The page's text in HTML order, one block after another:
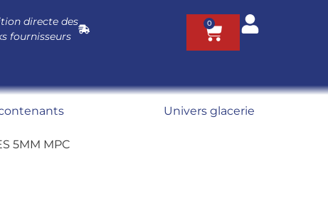
directe des
fournisseurs
0
Univers glacerie
5MM MPC